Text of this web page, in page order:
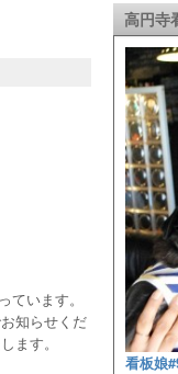
います。
知らせくだ
ます。
高円寺
看板娘